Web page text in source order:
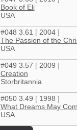
Book of Eli
USA
#048 3.61 [ 2004 ]
The Passion of the
USA
#049 3.57 [ 2009 ]
Creation
Storbritannia
#050 3.49 [ 1998 ]
What Dreams May
USA